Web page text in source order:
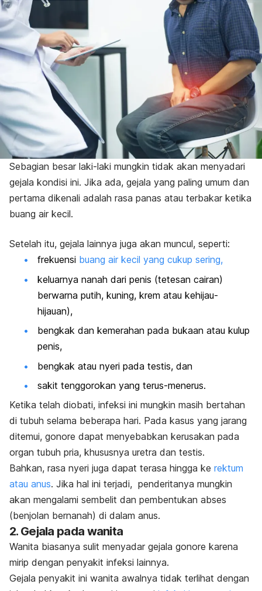
Sebagian besar laki-laki mungkin tidak akan menyadari
gejala kondisi ini. Jika ada, gejala yang paling umum dan
pertama dikenali adalah rasa panas atau terbakar ketika
buang air kecil.
Setelah itu, gejala lainnya juga akan muncul, seperti:
frekuensi buang air kecil yang cukup sering,
keluarnya nanah dari penis (tetesan cairan)
berwarna putih, kuning, krem atau kehijau-
hijauan),
bengkak dan kemerahan pada bukaan atau kulup
penis,
bengkak atau nyeri pada testis, dan
sakit tenggorokan yang terus-menerus.
Ketika telah diobati, infeksi ini mungkin masih bertahan
di tubuh selama beberapa hari. Pada kasus yang jarang
ditemui, gonore dapat menyebabkan kerusakan pada
organ tubuh pria, khususnya uretra dan testis.
Bahkan, rasa nyeri juga dapat terasa hingga ke rektum
atau anus. Jika hal ini terjadi, penderitanya mungkin
akan mengalami sembelit dan pembentukan abses
(benjolan bernanah) di dalam anus.
2. Gejala pada wanita
Wanita biasanya sulit menyadar gejala gonore karena
mirip dengan penyakit infeksi lainnya.
Gejala penyakit ini wanita awalnya tidak terlihat dengan